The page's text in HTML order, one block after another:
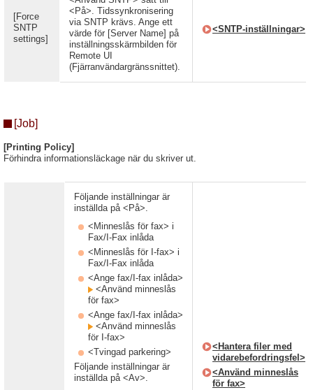
[Force
SNTP
settings]
<På>. Tidssynkronisering
via SNTP krävs. Ange ett
värde för [Server Name] på
inställningsskärmbilden för
Remote UI
(Fjärranvändargränssnittet).
<SNTP-inställningar>
[Job]
[Printing Policy]
Förhindra informationsläckage när du skriver ut.
Följande inställningar är
inställda på <På>.
<Minneslås för fax> i
Fax/I-Fax inlåda
<Minneslås för I-fax> i
Fax/I-Fax inlåda
<Ange fax/I-fax inlåda>
<Använd minneslås
för fax>
<Ange fax/I-fax inlåda>
<Använd minneslås
för I-fax>
<Tvingad parkering>
Följande inställningar är
inställda på <Av>.
<Hantera filer med
vidarebefordringsfel>
<Använd minneslås
för fax>